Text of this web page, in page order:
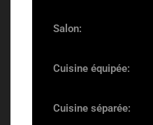
Salon:
Cuisine équipée:
Cuisine séparée: